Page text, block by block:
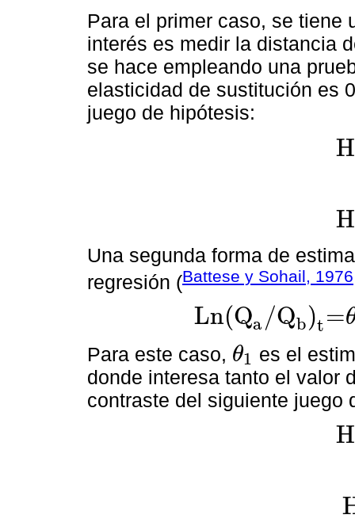
Para el primer caso, se tiene
interés es medir la distancia
se hace empleando una
elasticidad de sustitución es
juego de hipótesis:
Una segunda forma de
regresión (Battese y Sohail, 1976
Ln(Qa /Qb)t=
Ln(Qa /Qb)t=θ 0+ θ1dln( Pb/ Pa)t +
Para este caso, θ1
θ1
es el
donde interesa tanto el valor
contraste del siguiente juego